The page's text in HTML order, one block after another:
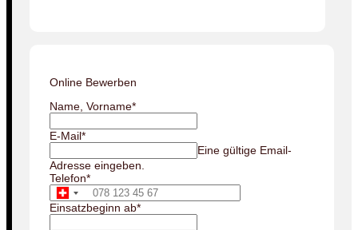
Online Bewerben
Name, Vorname*
E-Mail*
Eine gültige Email-
Adresse eingeben.
Telefon*
Einsatzbeginn ab*